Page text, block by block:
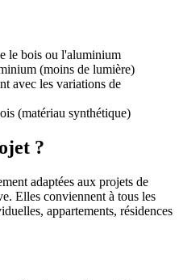
le bois ou l'aluminium
(moins de lumière)
avec les variations de
(matériau synthétique)
?
adaptées aux projets de
Elles conviennent à tous les
appartements, résidences